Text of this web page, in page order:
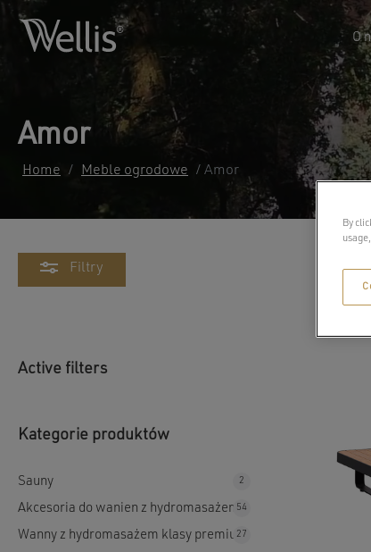
O
Amor
Home / Meble ogrodowe / Amor
Filtry
Active filters
Kategorie produktów
Sauny 2
Akcesoria do wanien z hydromasażem54
Wanny z hydromasażem klasy premium
27
By